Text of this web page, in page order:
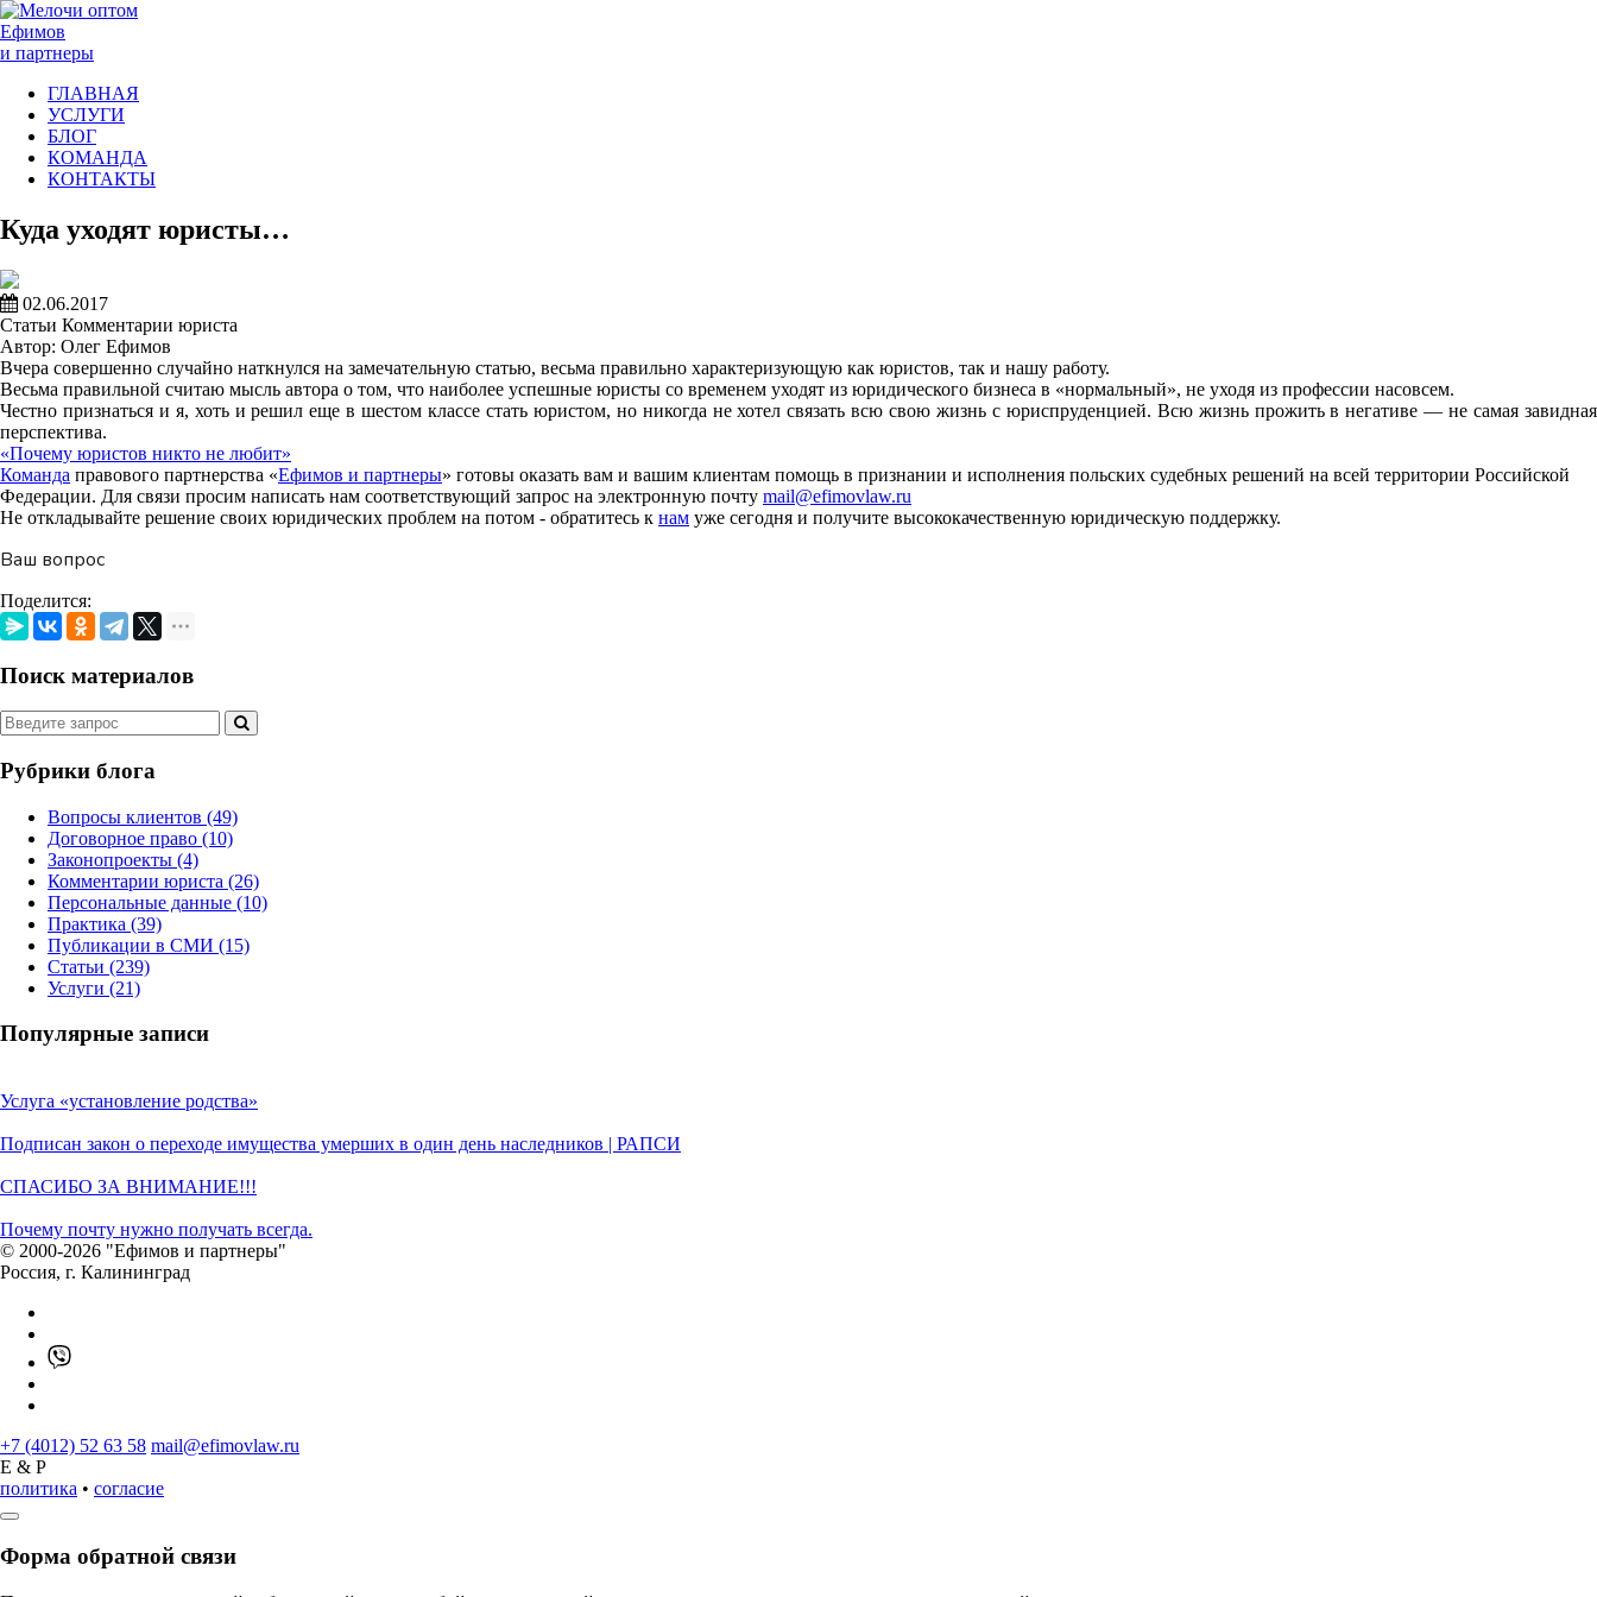
Ефимов
и партнеры
ГЛАВНАЯ
УСЛУГИ
БЛОГ
КОМАНДА
КОНТАКТЫ
Куда уходят юристы…
02.06.2017
Статьи Комментарии юриста
Автор: Олег Ефимов
Вчера совершенно случайно наткнулся на замечательную статью, весьма правильно характеризующую как юристов, так и нашу работу.
Весьма правильной считаю мысль автора о том, что наиболее успешные юристы со временем уходят из юридического бизнеса в «нормальный», не уходя из профессии насовсем.
Честно признаться и я, хоть и решил еще в шестом классе стать юристом, но никогда не хотел связать всю свою жизнь с юриспруденцией. Всю жизнь прожить в негативе — не самая завидная
перспектива.
«Почему юристов никто не любит»
Команда правового партнерства «Ефимов и партнеры» готовы оказать вам и вашим клиентам помощь в признании и исполнения польских судебных решений на всей территории Российской
Федерации. Для связи просим написать нам соответствующий запрос на электронную почту mail@efimovlaw.ru
Не откладывайте решение своих юридических проблем на потом - обратитесь к нам уже сегодня и получите высококачественную юридическую поддержку.
Ваш вопрос
Поделится:
Поиск материалов
Рубрики блога
Вопросы клиентов (49)
Договорное право (10)
Законопроекты (4)
Комментарии юриста (26)
Персональные данные (10)
Практика (39)
Публикации в СМИ (15)
Статьи (239)
Услуги (21)
Популярные записи
Услуга «установление родства»
Подписан закон о переходе имущества умерших в один день наследников | РАПСИ
СПАСИБО ЗА ВНИМАНИЕ!!!
Почему почту нужно получать всегда.
© 2000-2026 "Ефимов и партнеры"
Россия, г. Калининград
+7 (4012) 52 63 58 mail@efimovlaw.ru
E & P
политика • согласие
Форма обратной связи